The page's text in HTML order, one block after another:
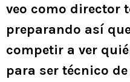
veo como director
preparando así
competir a ver
para ser técnico